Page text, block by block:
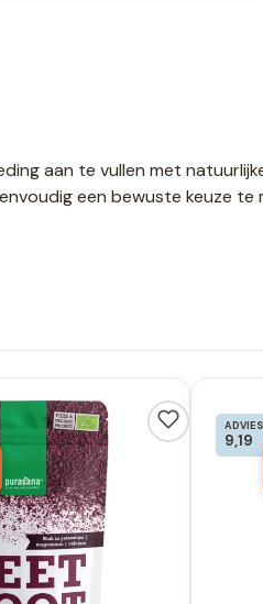
aan te vullen met
een bewuste keuze te
9,19